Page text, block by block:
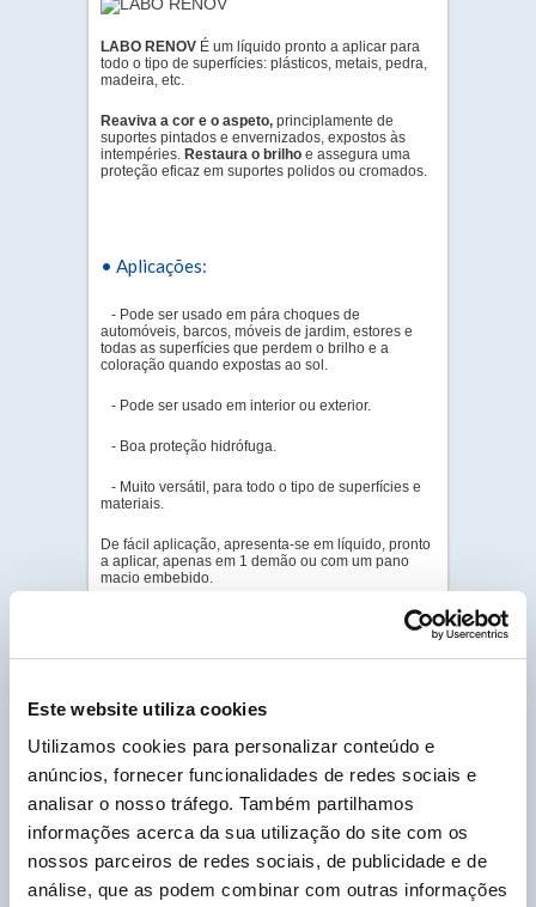
Este website utiliza cookies
Utilizamos cookies para personalizar conteúdo e
anúncios, fornecer funcionalidades de redes sociais e
analisar o nosso tráfego. Também partilhamos
informações acerca da sua utilização do site com os
nossos parceiros de redes sociais, de publicidade e de
análise, que as podem combinar com outras informações
VER O VIDEO
GALERIA DE FOTOS
PDF - DOC TÉCNICO
DADOS DE SEGURANÇA
LABO RENOV É um líquido pronto a aplicar para
todo o tipo de superfícies: plásticos, metais, pedra,
madeira, etc.
Reaviva a cor e o aspeto, principlamente de
suportes pintados e envernizados, expostos às
intempéries. Restaura o brilho e assegura uma
proteção eficaz em suportes polidos ou cromados.
• Aplicações:
- Pode ser usado em pára choques de
automóveis, barcos, móveis de jardim, estores e
todas as superfícies que perdem o brilho e a
coloração quando expostas ao sol.
- Pode ser usado em interior ou exterior.
- Boa proteção hidrófuga.
- Muito versátil, para todo o tipo de superfícies e
materiais.
De fácil aplicação, apresenta-se em líquido, pronto
a aplicar, apenas em 1 demão ou com um pano
macio embebido.
separador “Ligação Cliente”.